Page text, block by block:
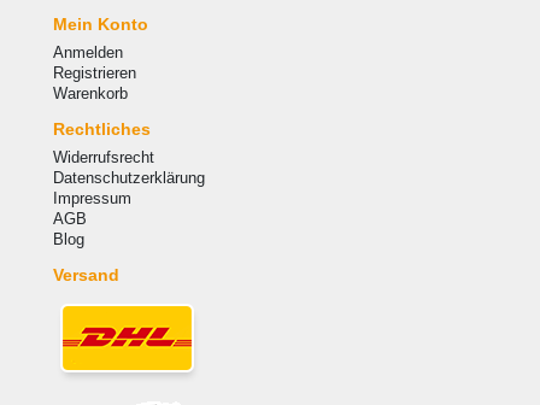
Mein Konto
Anmelden
Registrieren
Warenkorb
Rechtliches
Widerrufsrecht
Datenschutzerklärung
Impressum
AGB
Blog
Versand